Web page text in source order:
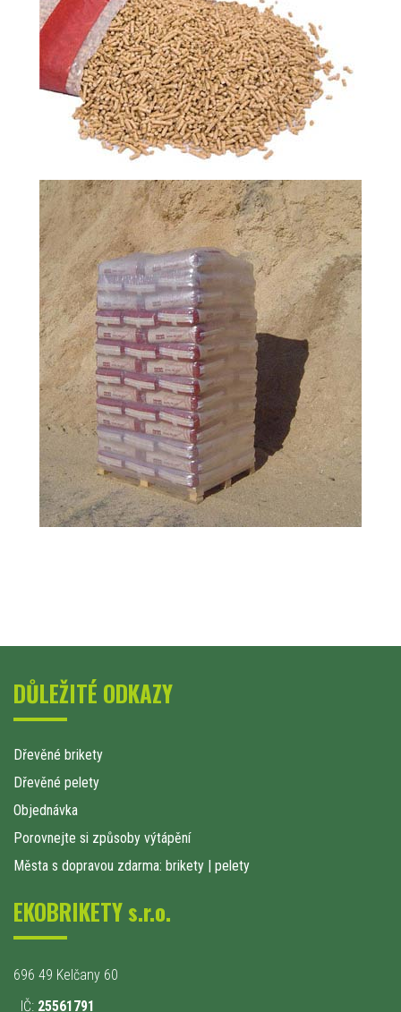
DŮLEŽITÉ ODKAZY
Dřevěné brikety
Dřevěné pelety
Objednávka
Porovnejte si způsoby výtápění
Města s dopravou zdarma: brikety | pelety
EKOBRIKETY s.r.o.
696 49 Kelčany 60
IČ: 25561791